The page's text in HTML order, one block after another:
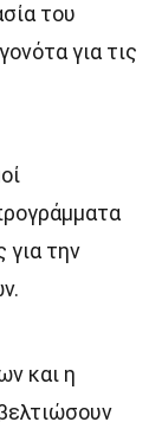
του
για τις
για την
και η